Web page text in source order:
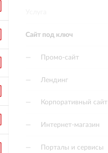
Сайт под ключ
— Промо-сайт
— Лендинг
— Корпоративный сайт
— Интернет-магазин
— Порталы и сервисы